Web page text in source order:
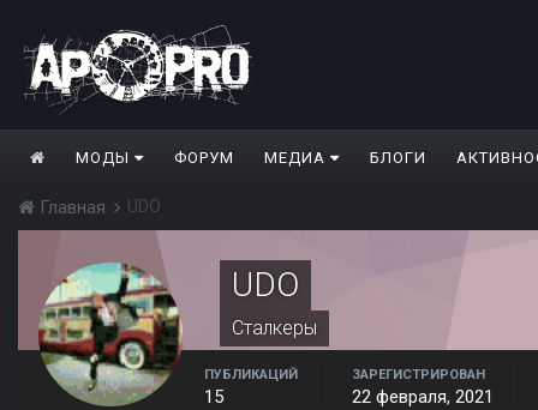
МОДЫ ФОРУМ МЕДИА БЛОГИ
Главная UDO
UDO
Сталкеры
ПУБЛИКАЦИЙ
15
ЗАРЕГИСТРИРОВАН
22 февраля, 2021